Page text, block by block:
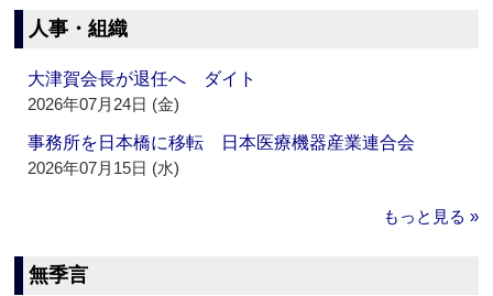
人事・組織
大津賀会長が退任へ ダイト
2026年07月24日 (金)
事務所を日本橋に移転 日本医療機器産業連合会
2026年07月15日 (水)
もっと見る »
無季言